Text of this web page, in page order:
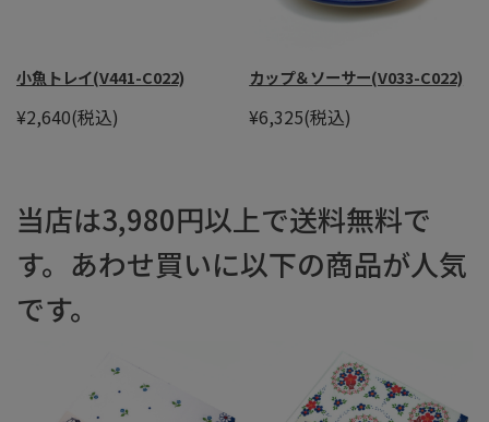
小魚トレイ(V441-C022)
¥2,640(税込)
カップ＆ソーサー(V033-C022)
¥6,325(税込)
当店は3,980円以上で送料無料で
す。あわせ買いに以下の商品が人気
です。